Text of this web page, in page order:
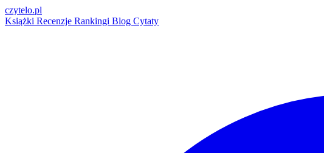
czytelo.pl
Książki Recenzje Rankingi Blog Cytaty